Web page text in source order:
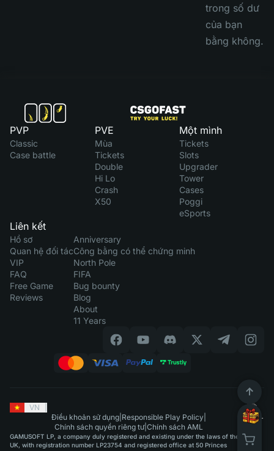
trong số dư
của bạn
bằng không.
PVP
Classic
Case battle
PVE
Mùa
Tickets
Double
Hi Lo
Crash
X50
Một mình
Tickets
Slots
Upgrader
Tower
Cases
Poggi
eSports
Liên kết
Hồ sơ
Quan hệ đối tác
VIP
FAQ
Free Game
Reviews
Anniversary
Công bằng có thể chứng minh
North Pole
FIFA
Bug bounty
Blog
About
11 Years
VN
Điều khoản sử dụng| Responsible Play Policy|
Chính sách quyền riêng tư| Chính sách AML
GAMUSOFT LP, a company duly registered and existing under the laws of the
UK, with registration number LP23754 and registered office at 50 Princes